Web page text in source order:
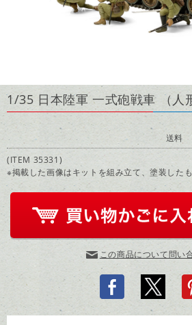
1/35 日本陸軍 一式砲戦車 （人
送料
(ITEM 35331)
※掲載した画像はキットを組み立て、塗装したも
この商品について問い